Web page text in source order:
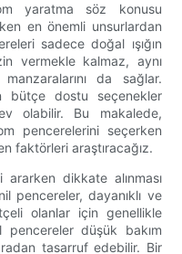
yaratma söz konusu
en önemli unsurlardan
sadece doğal ışığın
vermekle kalmaz, aynı
da sağlar.
bütçe dostu seçenekler
olabilir. Bu makalede,
pencerelerini seçerken
faktörleri araştıracağız.
dikkate alınması
pencereler, dayanıklı ve
olanlar için genellikle
pencereler düşük bakım
tasarruf edebilir. Bir